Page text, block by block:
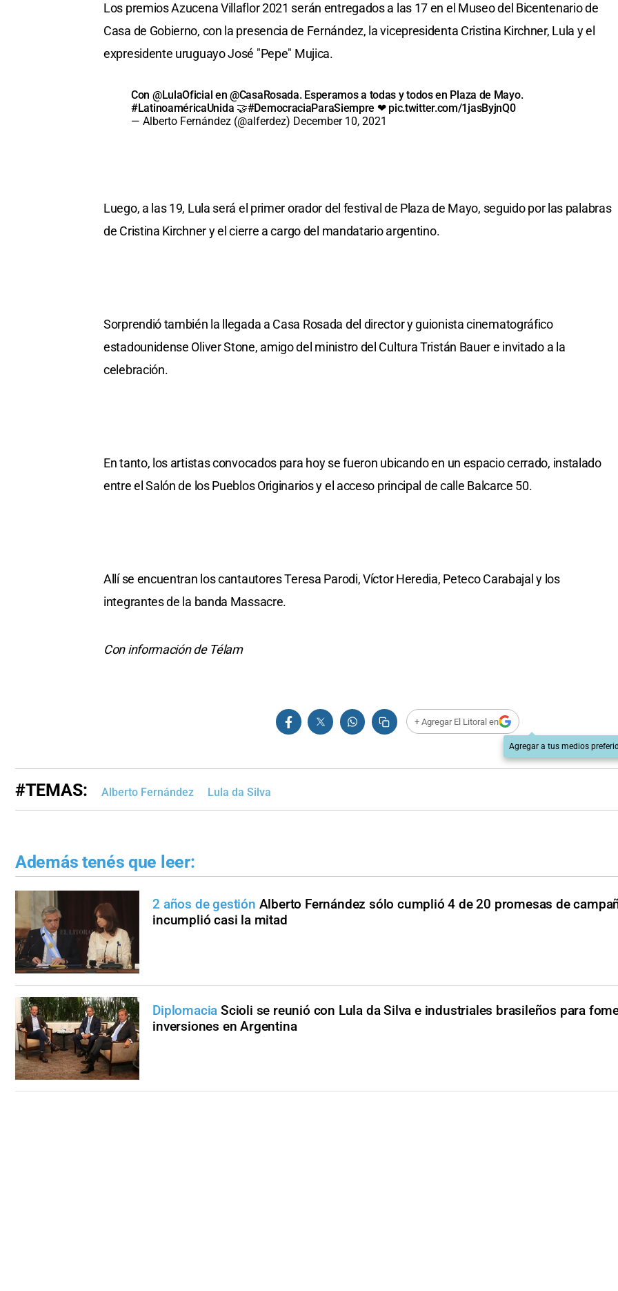
Los premios Azucena Villaflor 2021 serán entregados a las 17 en el Museo del Bicentenario de
Casa de Gobierno, con la presencia de Fernández, la vicepresidenta Cristina Kirchner, Lula y el
expresidente uruguayo José "Pepe" Mujica.
Con @LulaOficial en@CasaRosada. Esperamos a todas y todos en Plaza de Mayo.
#LatinoaméricaUnida 🤝#DemocraciaParaSiempre ❤ pic.twitter.com/1jasByjnQ0
— Alberto Fernández (@alferdez) December 10, 2021
Luego, a las 19, Lula será el primer orador del festival de Plaza de Mayo, seguido por las palabras
de Cristina Kirchner y el cierre a cargo del mandatario argentino.
Sorprendió también la llegada a Casa Rosada del director y guionista cinematográfico
estadounidense Oliver Stone, amigo del ministro del Cultura Tristán Bauer e invitado a la
celebración.
En tanto, los artistas convocados para hoy se fueron ubicando en un espacio cerrado, instalado
entre el Salón de los Pueblos Originarios y el acceso principal de calle Balcarce 50.
Allí se encuentran los cantautores Teresa Parodi, Víctor Heredia, Peteco Carabajal y los
integrantes de la banda Massacre.
Con información de Télam
+ Agregar El Litoral en
Agregar a tus medios
#TEMAS: Alberto Fernández Lula da Silva
Además tenés que leer:
2 años de gestión Alberto Fernández sólo cumplió 4 de 20 promesas de
incumplió casi la mitad
Diplomacia Scioli se reunió con Lula da Silva e industriales brasileños para
inversiones en Argentina